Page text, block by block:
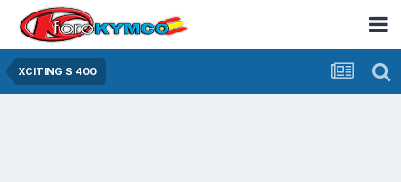
XCITING S 400